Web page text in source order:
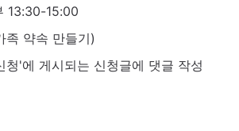
13:30-15:00
약속 만들기)
'에 게시되는 신청글에 댓글 작성